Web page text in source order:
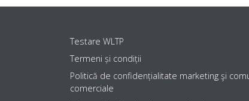
Testare WLTP
Termeni și condiții
Politică de confidențialitate marketing şi
comerciale